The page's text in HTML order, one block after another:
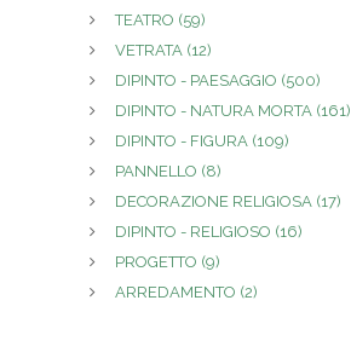
TEATRO (59)
VETRATA (12)
DIPINTO - PAESAGGIO (500)
DIPINTO - NATURA MORTA (161)
DIPINTO - FIGURA (109)
PANNELLO (8)
DECORAZIONE RELIGIOSA (17)
DIPINTO - RELIGIOSO (16)
PROGETTO (9)
ARREDAMENTO (2)